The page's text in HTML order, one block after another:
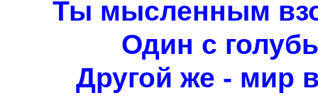
Ты мысленным
Один с
Другой же - мир